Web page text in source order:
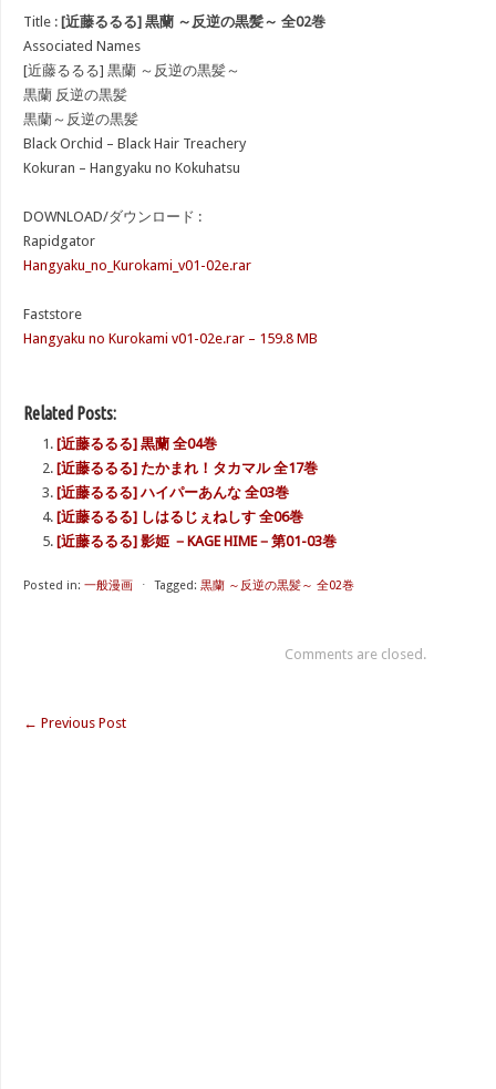
Title : [近藤るるる] 黒蘭 ～反逆の黒髪～ 全02巻
Associated Names
[近藤るるる] 黒蘭 ～反逆の黒髪～
黒蘭 反逆の黒髪
黒蘭～反逆の黒髪
Black Orchid – Black Hair Treachery
Kokuran – Hangyaku no Kokuhatsu
DOWNLOAD/ダウンロード :
Rapidgator
Hangyaku_no_Kurokami_v01-02e.rar
Faststore
Hangyaku no Kurokami v01-02e.rar – 159.8 MB
Related Posts:
[近藤るるる] 黒蘭 全04巻
[近藤るるる] たかまれ！タカマル 全17巻
[近藤るるる] ハイパーあんな 全03巻
[近藤るるる] しはるじぇねしす 全06巻
[近藤るるる] 影姫 －KAGE HIME－第01-03巻
Posted in: 一般漫画 ⋅ Tagged: 黒蘭 ～反逆の黒髪～ 全02巻
Comments are closed.
← Previous Post